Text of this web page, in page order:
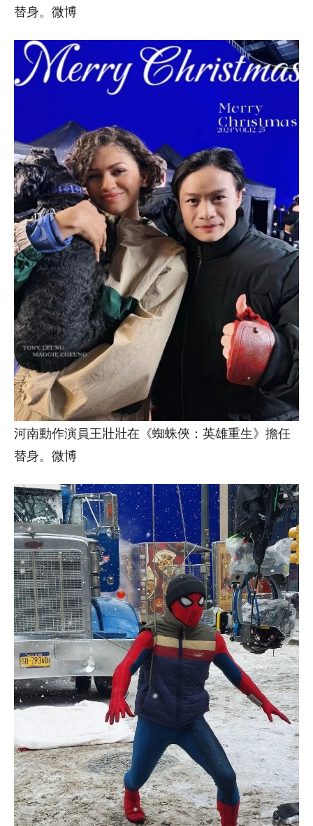
替身。微博
河南動作演員王壯壯在《蜘蛛俠：英雄重生》擔任
替身。微博